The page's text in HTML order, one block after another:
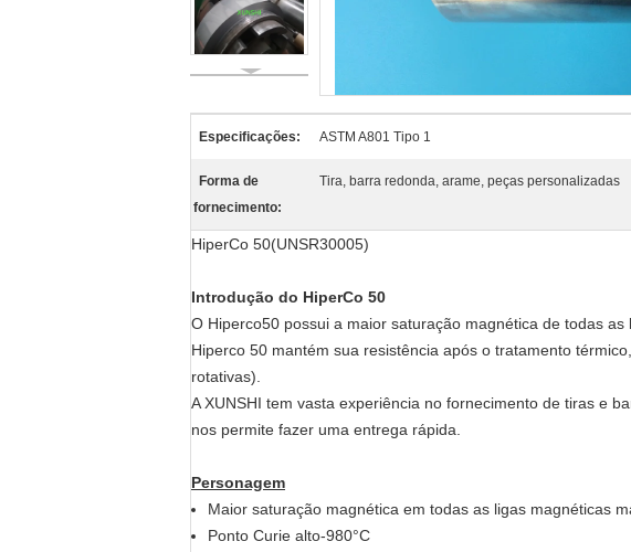
Especificações: ASTM A801 Tipo 1
Forma de
fornecimento:
Tira, barra redonda, arame, peças personalizadas
HiperCo 50(UNSR30005)
Introdução do HiperCo 50
O Hiperco50 possui a maior saturação magnética de todas
Hiperco 50 mantém sua resistência após o tratamento
rotativas).
A XUNSHI tem vasta experiência no fornecimento de tiras e
nos permite fazer uma entrega rápida.
Personagem
Maior saturação magnética em todas as ligas magnéticas
Ponto Curie alto-980°C